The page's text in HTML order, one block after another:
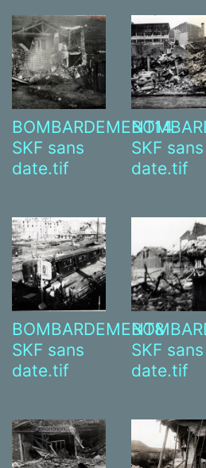
BOMBARDEMENT14
SKF sans
date.tif
SKF sans
date.tif
BOMBARDEMENT8
SKF sans
date.tif
SKF sans
date.tif